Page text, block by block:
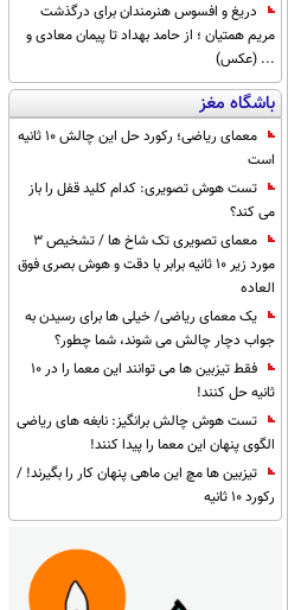
دریغ و افسوس هنرمندان برای درگذشت
مریم همتیان ؛ از حامد بهداد تا پیمان معادی و
... (عکس)
باشگاه مغز
معمای ریاضی؛ رکورد حل این چالش 10 ثانیه
است
تست هوش تصویری: کدام کلید قفل را باز
می کند؟
معمای تصویری تک شاخ ها / تشخیص 3
مورد زیر 10 ثانیه برابر با دقت و هوش بصری فوق
العاده
یک معمای ریاضی/ خیلی ها برای رسیدن به
جواب دچار چالش می شوند، شما چطور؟
فقط تیزبین ها می توانند این معما را در 10
ثانیه حل کنند!
تست هوش چالش برانگیز: نابغه های ریاضی
الگوی پنهان این معما را پیدا کنند!
تیزبین ها مچ این ماهی پنهان کار را بگیرند! /
رکورد 10 ثانیه